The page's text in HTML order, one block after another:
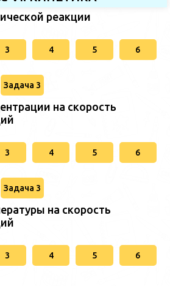
реакции
3 4 5 6
Задача 3
на скорость
3 4 5 6
Задача 3
на скорость
3 4 5 6